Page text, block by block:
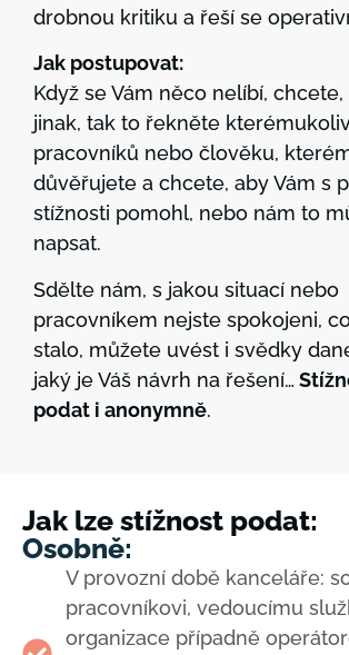
drobnou kritiku a řeší se
Jak postupovat:
Když se Vám něco nelíbí,
jinak, tak to řekněte
pracovníků nebo člověku,
důvěřujete a chcete, aby Vám s
stížnosti pomohl, nebo nám to
napsat.
Sdělte nám, s jakou situací nebo
pracovníkem nejste spokojeni,
stalo, můžete uvést i svědky
jaký je Váš návrh na řešení…
podat i anonymně.
Jak lze stížnost podat:
Osobně:
V provozní době kanceláře:
pracovníkovi, vedoucímu
organizace případně